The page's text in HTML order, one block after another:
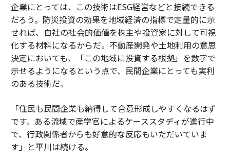
企業にとっては、この技術はESG経営などと接続できる
だろう。防災投資の効果を地域経済の指標で定量的に示
せれば、自社の社会的価値を株主や投資家に対して可視
化する材料になるからだ。不動産開発や土地利用の意思
決定においても、「この地域に投資する根拠」を数字で
示せるようになるという点で、民間企業にとっても実利
のある技術だ。
「住民も民間企業も納得して合意形成しやすくなるはず
です。ある流域で産学官によるケーススタディが進行中
で、行政関係者からも好意的な反応もいただいていま
す」と平川は続ける。